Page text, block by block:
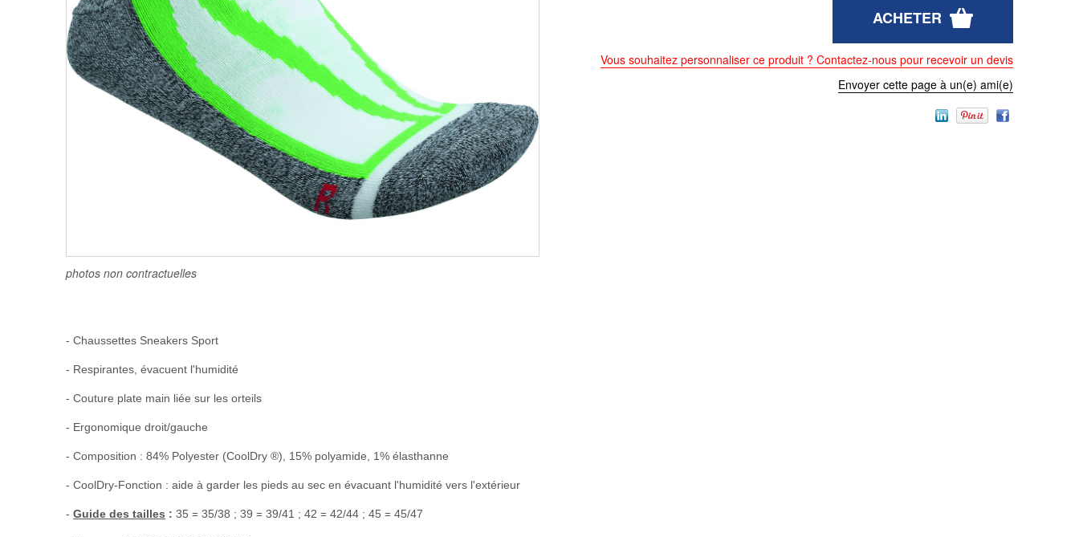
photos non contractuelles
Vous souhaitez personnaliser ce produit ? Contactez-nous pour recevoir un devis
Envoyer cette page à un(e) ami(e)
- Chaussettes Sneakers Sport
- Respirantes, évacuent l'humidité
- Couture plate main liée sur les orteils
- Ergonomique droit/gauche
- Composition : 84% Polyester (CoolDry ®), 15% polyamide, 1% élasthanne
- CoolDry-Fonction : aide à garder les pieds au sec en évacuant l'humidité vers l'extérieur
- Guide des tailles : 35 = 35/38 ; 39 = 39/41 ; 42 = 42/44 ; 45 = 45/47